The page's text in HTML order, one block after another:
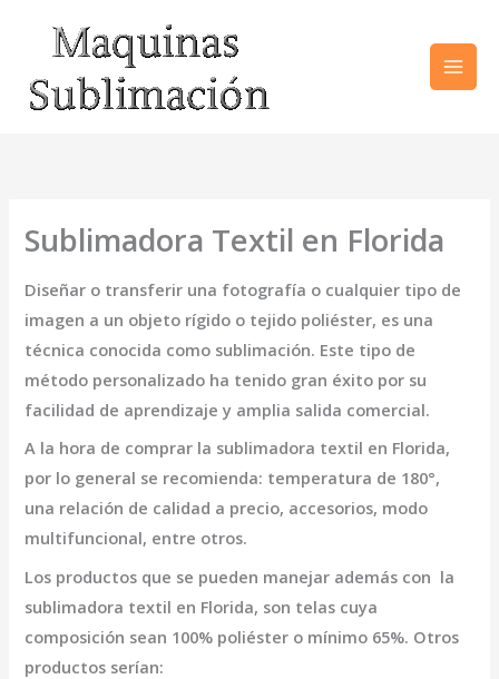
contenido
Sublimadora Textil en Florida
Diseñar o transferir una fotografía o cualquier tipo de
imagen a un objeto rígido o tejido poliéster, es una
técnica conocida como sublimación. Este tipo de
método personalizado ha tenido gran éxito por su
facilidad de aprendizaje y amplia salida comercial.
A la hora de comprar la sublimadora textil en Florida,
por lo general se recomienda: temperatura de 180°,
una relación de calidad a precio, accesorios, modo
multifuncional, entre otros.
Los productos que se pueden manejar además con la
sublimadora textil en Florida, son telas cuya
composición sean 100% poliéster o mínimo 65%. Otros
productos serían: